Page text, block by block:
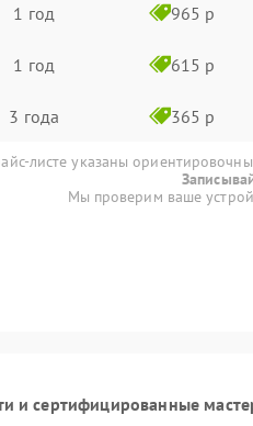
1 год 965 р
1 год 615 р
3 года 365 р
листе указаны
Мы проверим ваше
и сертифицированные